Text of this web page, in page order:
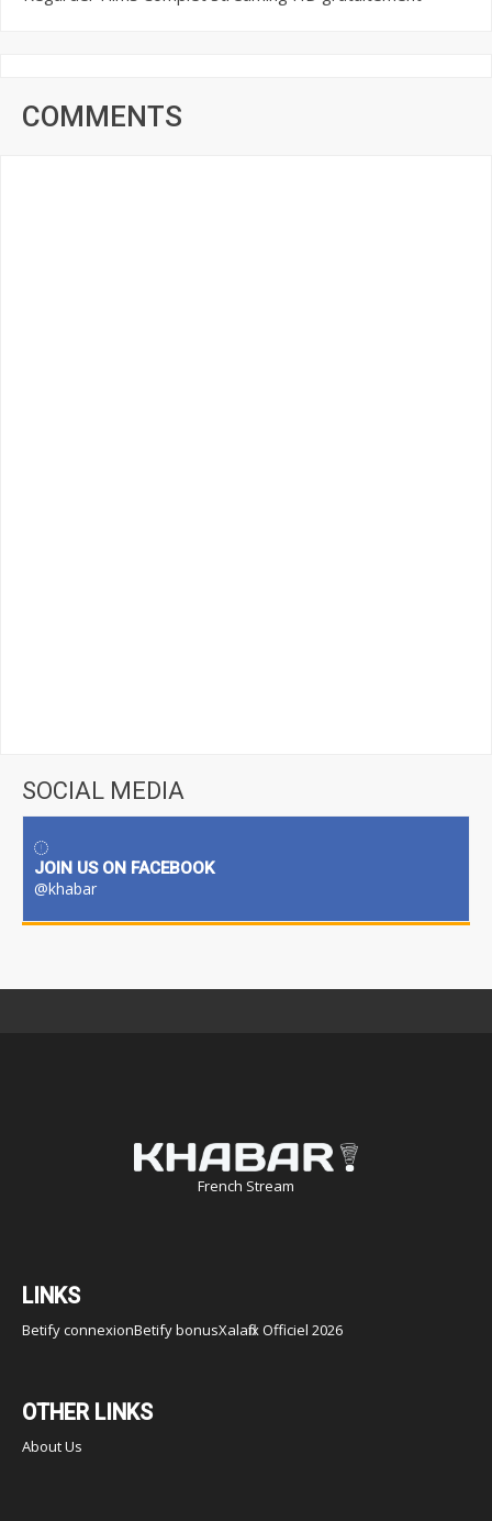
COMMENTS
SOCIAL MEDIA
JOIN US ON FACEBOOK
@khabar
French Stream
LINKS
Betify connexionBetify bonusXalaflix Officiel 2026
OTHER LINKS
About Us